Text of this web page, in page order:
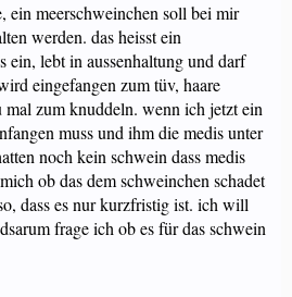
ein meerschweinchen soll bei mir
werden. das heisst ein
ein, lebt in aussenhaltung und darf
eingefangen zum tüv, haare
mal zum knuddeln. wenn ich jetzt ein
muss und ihm die medis unter
noch kein schwein dass medis
ob das dem schweinchen schadet
dass es nur kurzfristig ist. ich will
frage ich ob es für das schwein